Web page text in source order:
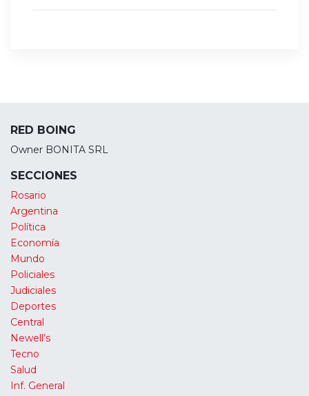
RED BOING
Owner BONITA SRL
SECCIONES
Rosario
Argentina
Política
Economía
Mundo
Policiales
Judiciales
Deportes
Central
Newell’s
Tecno
Salud
Inf. General